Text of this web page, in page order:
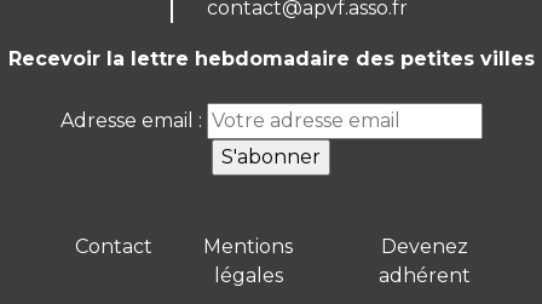
contact@apvf.asso.fr
Recevoir la lettre hebdomadaire des petites villes
Adresse email :
Contact
Mentions
légales
Devenez
adhérent